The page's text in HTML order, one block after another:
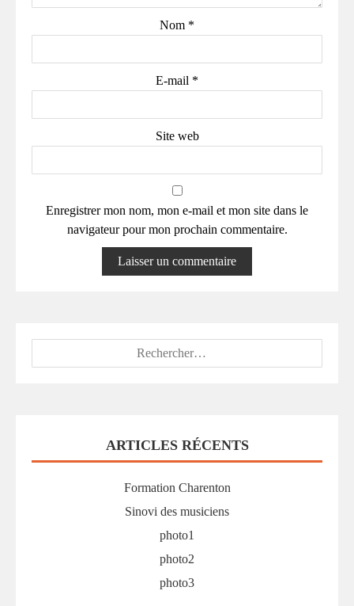
Nom *
E-mail *
Site web
Enregistrer mon nom, mon e-mail et mon site dans le
navigateur pour mon prochain commentaire.
ARTICLES RÉCENTS
Formation Charenton
Sinovi des musiciens
photo1
photo2
photo3